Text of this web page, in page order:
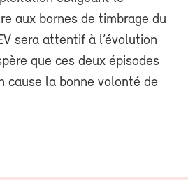
aux bornes de timbrage du
sera attentif à l’évolution
que ces deux épisodes
cause la bonne volonté de